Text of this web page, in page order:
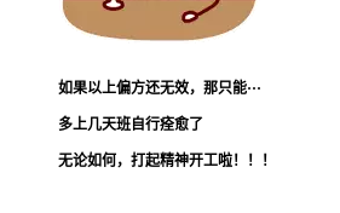
如果以上偏方还无效，那只能···
多上几天班自行痊愈了
无论如何，打起精神开工啦！！！